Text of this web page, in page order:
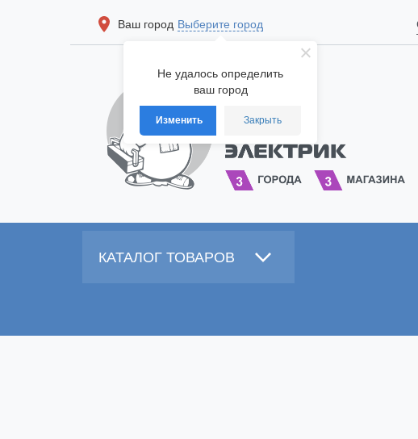
Не удалось определить
ваш город
Изменить Закрыть
Ваш город Выберите город
КАТАЛОГ ТОВАРОВ